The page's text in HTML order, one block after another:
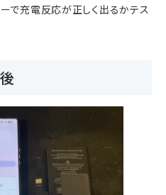
で充電反応が正しく出るかテス